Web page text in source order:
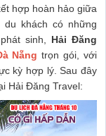
hợp hoàn hảo giữa
khách có những
sinh, Hải Đăng
Nẵng trọn gói, với
kỳ hợp lý. Sau đây
Hải Đăng Travel: